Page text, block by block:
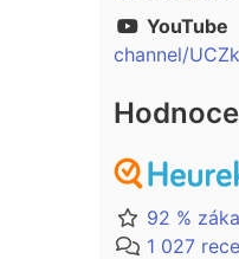
YouTube
channel/
92 %
1 027